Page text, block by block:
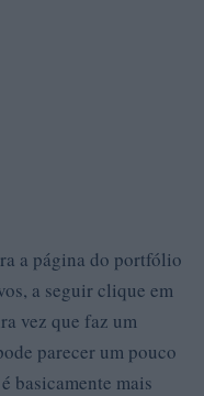
a página do portfólio
a seguir clique em
vez que faz um
parecer um pouco
basicamente mais